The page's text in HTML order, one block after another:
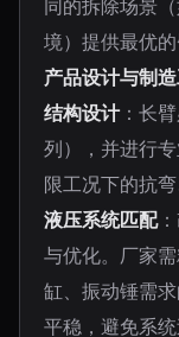
同的拆除场景
境）提供最优的
产品设计与制
结构设计：长
列），并进行
限工况下的抗弯
液压系统匹配
与优化。厂家
缸、振动锤需
平稳，避免系统